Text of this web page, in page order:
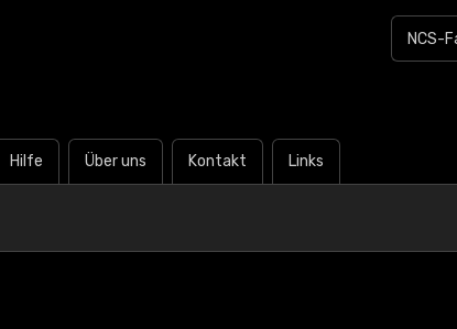
Hilfe Über uns Kontakt Links